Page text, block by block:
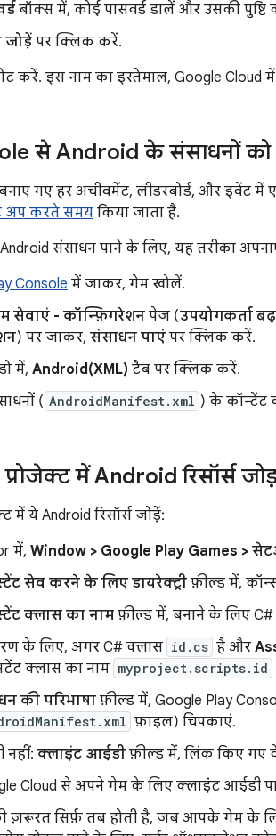
बॉक्स में, कोई पासवर्ड डालें और उसकी पुष्टि
पर क्लिक करें.
करें. इस नाम का इस्तेमाल, Google Cloud में
से Android के संसाधनों को
गए हर अचीवमेंट, लीडरबोर्ड, और इवेंट
अप करते समय किया जाता है.
संसाधन पाने के लिए, यह तरीका
Console में जाकर, गेम खोलें.
सेवाएं - कॉन्फ़िगरेशन पेज (उपयोगकर्ता
) पर जाकर, संसाधन पाएं पर क्लिक करें.
में, Android(XML) टैब पर क्लिक करें.
( AndroidManifest.xml ) के कॉन्टेंट
में Android रिसॉर्स
में ये Android रिसॉर्स जोड़ें:
में, Window > Google Play Games >
सेव करने के लिए डायरेक्ट्री फ़ील्ड में,
क्लास का नाम फ़ील्ड में, बनाने के लिए
के लिए, अगर C# क्लास id.cs है और
क्लास का नाम myproject.scripts.id
की परिभाषा फ़ील्ड में, Google Play
फ़ाइल) चिपकाएं.
नहीं: क्लाइंट आईडी फ़ील्ड में, लिंक किए गए
Cloud से अपने गेम के लिए क्लाइंट आईडी
ज़रूरत सिर्फ़ तब होती है, जब आपके गेम के